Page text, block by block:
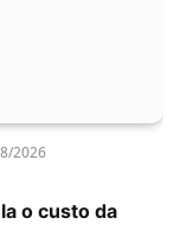
2026
o custo da